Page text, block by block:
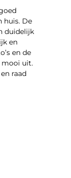
huis. De
duidelijk
en
en de
mooi uit.
raad